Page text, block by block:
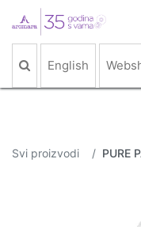
English
Svi proizvodi PURE